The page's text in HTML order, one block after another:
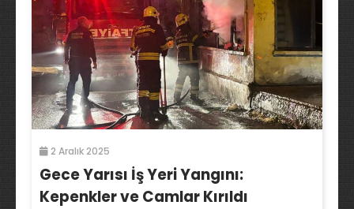
2 Aralık 2025
Gece Yarısı İş Yeri Yangını:
Kepenkler ve Camlar Kırıldı